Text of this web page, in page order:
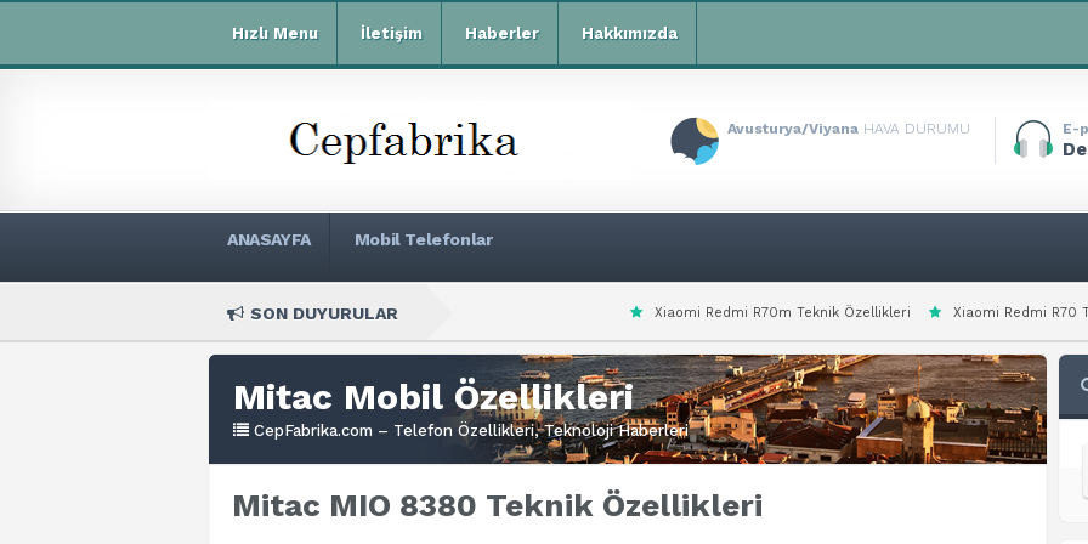
Hızlı Menu İletişim Haberler Hakkımızda
Avusturya/Viyana HAVA DURUMU E-
ANASAYFA Mobil Telefonlar
SON DUYURULAR Xiaomi Redmi R70m Teknik Özellikleri Xiaomi Redmi R70 Teknik Özellikleri
Mitac Mobil Özellikleri
CepFabrika.com – Telefon Özellikleri, Teknoloji Haberleri
Mitac MIO 8380 Teknik Özellikleri